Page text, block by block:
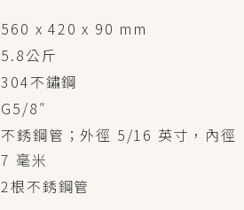
560 x 420 x 90 mm
5.8公斤
304不鏽鋼
G5/8″
不銹鋼管；外徑 5/16 英寸，內徑
7 毫米
2根不銹鋼管